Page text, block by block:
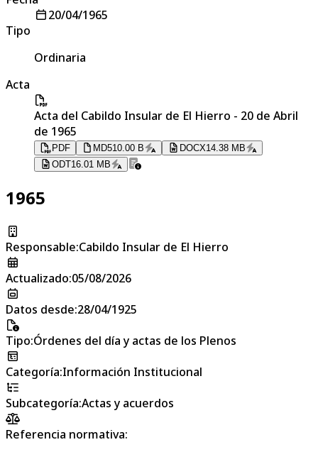
20/04/1965
Tipo
Ordinaria
Acta
Acta del Cabildo Insular de El Hierro - 20 de Abril
de 1965
PDF MD510.00 B DOCX14.38 MB
ODT16.01 MB
1965
Responsable:Cabildo Insular de El Hierro
Actualizado:05/08/2026
Datos desde:28/04/1925
Tipo:Órdenes del día y actas de los Plenos
Categoría:Información Institucional
Subcategoría:Actas y acuerdos
Referencia normativa: